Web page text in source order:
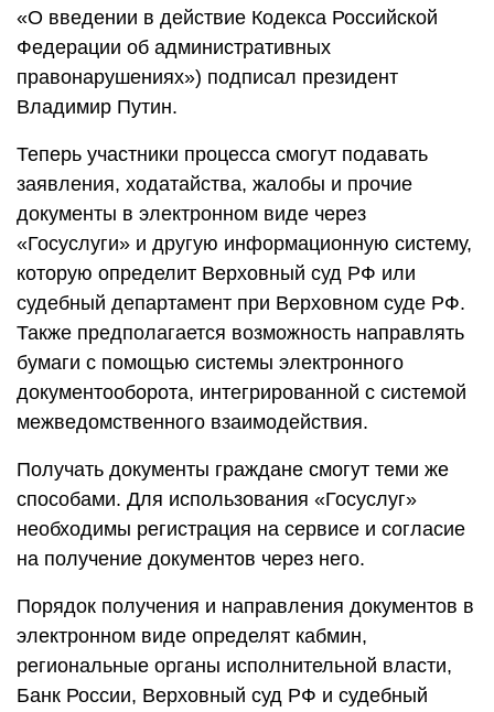
«О введении в действие Кодекса Российской
Федерации об административных
правонарушениях») подписал президент
Владимир Путин.
Теперь участники процесса смогут подавать
заявления, ходатайства, жалобы и прочие
документы в электронном виде через
«Госуслуги» и другую информационную систему,
которую определит Верховный суд РФ или
судебный департамент при Верховном суде РФ.
Также предполагается возможность направлять
бумаги с помощью системы электронного
документооборота, интегрированной с системой
межведомственного взаимодействия.
Получать документы граждане смогут теми же
способами. Для использования «Госуслуг»
необходимы регистрация на сервисе и согласие
на получение документов через него.
Порядок получения и направления документов в
электронном виде определят кабмин,
региональные органы исполнительной власти,
Банк России, Верховный суд РФ и судебный